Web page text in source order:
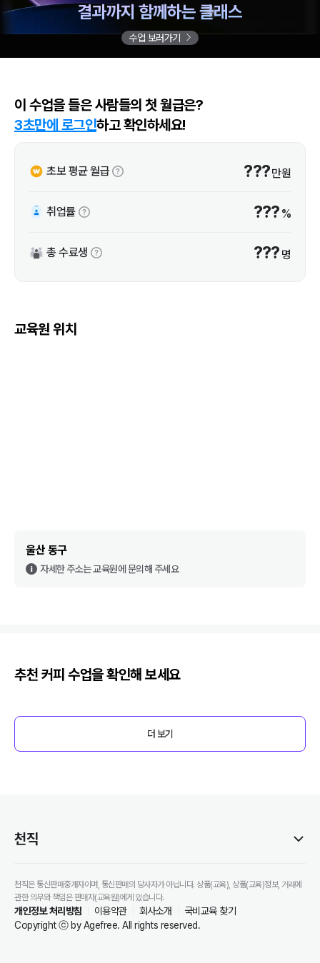
결과까지 함께하는 클래스
수업 보러가기
이 수업을 들은 사람들의 첫 월급은?
3초만에 로그인하고 확인하세요!
초보 평균 월급 ???만원
취업률 ??? %
총 수료생 ??? 명
교육원 위치
울산 동구
자세한 주소는 교육원에 문의해 주세요
추천 커피 수업을 확인해 보세요
더 보기
천직
천직은 통신판매중개자이며, 통신판매의 당사자가 아닙니다. 상품(교육), 상품(교육)정보, 거래에
관한 의무와 책임은 판매자(교육원)에게 있습니다.
개인정보 처리방침 이용약관 회사소개
국비교육 찾기
Copyright ⓒ by Agefree. All rights reserved.